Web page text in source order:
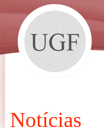
Notícias